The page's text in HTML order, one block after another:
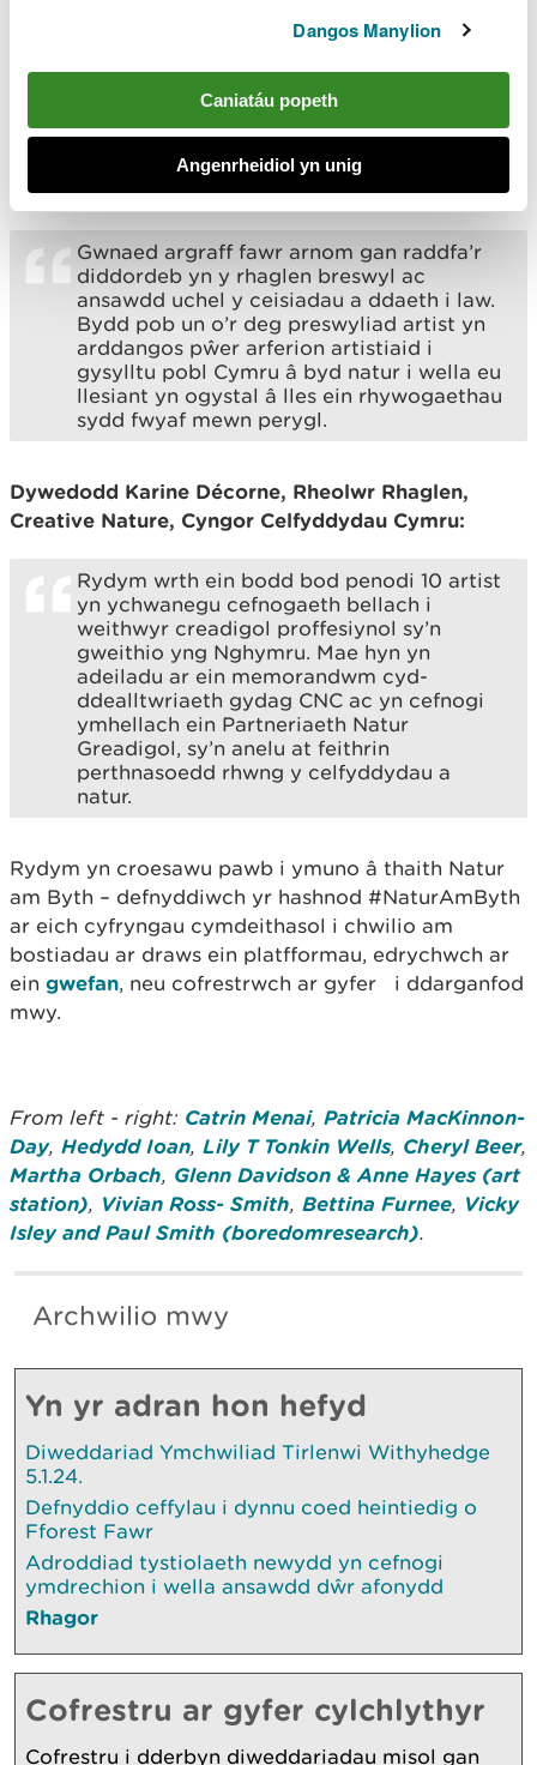
Dangos Manylion
Caniatáu popeth
Angenrheidiol yn unig
dod ag ystod eithriadol o arferion a fydd
yn dathlu gwerth byd natur i’n diwylliant,
ein hiaith, a’n hymdeimlad o les yng
Dywedodd Dr Sarah Pace a Dr Tracy Simpson,
Cyd-gyfarwyddwyr Addo Creative:
Gwnaed argraff fawr arnom gan raddfa’r
diddordeb yn y rhaglen breswyl ac
ansawdd uchel y ceisiadau a ddaeth i law.
Bydd pob un o’r deg preswyliad artist yn
arddangos pŵer arferion artistiaid i
gysylltu pobl Cymru â byd natur i wella eu
llesiant yn ogystal â lles ein rhywogaethau
sydd fwyaf mewn perygl.
Dywedodd Karine Décorne, Rheolwr Rhaglen,
Creative Nature, Cyngor Celfyddydau Cymru:
Rydym wrth ein bodd bod penodi 10 artist
yn ychwanegu cefnogaeth bellach i
weithwyr creadigol proffesiynol sy’n
gweithio yng Nghymru. Mae hyn yn
adeiladu ar ein memorandwm cyd-
ddealltwriaeth gydag CNC ac yn cefnogi
ymhellach ein Partneriaeth Natur
Greadigol, sy’n anelu at feithrin
perthnasoedd rhwng y celfyddydau a
natur.
Rydym yn croesawu pawb i ymuno â thaith Natur
am Byth – defnyddiwch yr hashnod #NaturAmByth
ar eich cyfryngau cymdeithasol i chwilio am
bostiadau ar draws ein platfformau, edrychwch ar
ein gwefan, neu cofrestrwch ar gyfer
i ddarganfod
mwy.
From left - right: Catrin Menai, Patricia MacKinnon-
Day, Hedydd Ioan, Lily T Tonkin Wells, Cheryl Beer,
Martha Orbach, Glenn Davidson & Anne Hayes (art
station), Vivian Ross- Smith, Bettina Furnee, Vicky
Isley and Paul Smith (boredomresearch).
Archwilio mwy
Yn yr adran hon hefyd
Diweddariad Ymchwiliad Tirlenwi Withyhedge
5.1.24.
Defnyddio ceffylau i dynnu coed heintiedig o
Fforest Fawr
Adroddiad tystiolaeth newydd yn cefnogi
ymdrechion i wella ansawdd dŵr afonydd
Rhagor
Cofrestru ar gyfer cylchlythyr
Cofrestru i dderbyn diweddariadau misol gan